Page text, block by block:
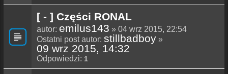
[ - ] Części RONAL
autor: emilus143 » 04 wrz 2015, 22:54
Ostatni post autor: stillbadboy »
09 wrz 2015, 14:32
Odpowiedzi: 1